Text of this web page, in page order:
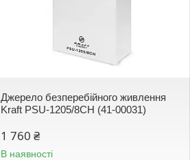
Джерело безперебійного живлення
Kraft PSU-1205/8CH (41-00031)
1 760 ₴
В наявності